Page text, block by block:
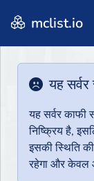
mclist.io
यह
यह सर्वर
निष्क्रिय है,
इसकी स्थिति
रहेगा और केवल